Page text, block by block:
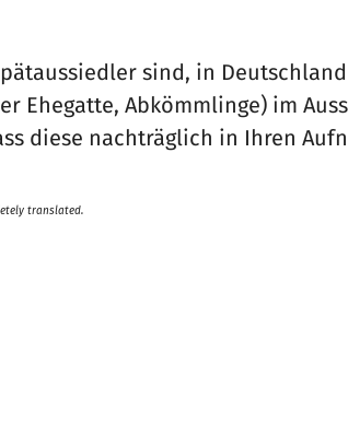
sind, in
Ehegatte, Abkömmlinge) im
diese nachträglich in Ihren
translated.